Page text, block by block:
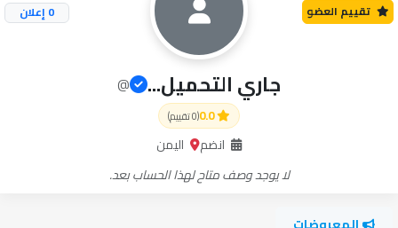
تقييم العضو 0 إعلان
جاري التحميل... @
0.0 (0 تقييم)
انضم
اليمن
لا يوجد وصف متاح لهذا الحساب بعد.